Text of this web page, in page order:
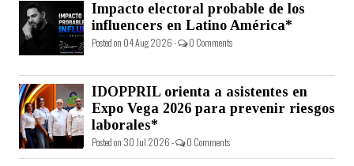
Impacto electoral probable de los
influencers en Latino América*
Posted on 04 Aug 2026 - 0 Comments
IDOPPRIL orienta a asistentes en
Expo Vega 2026 para prevenir riesgos
laborales*
Posted on 30 Jul 2026 - 0 Comments